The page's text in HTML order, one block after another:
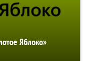
Яблоко»